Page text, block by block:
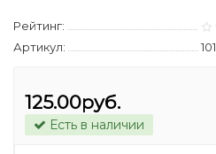
Рейтинг:
Артикул:
125.00руб.
Есть в наличии